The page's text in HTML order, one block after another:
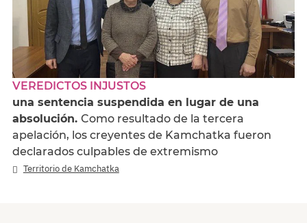
VEREDICTOS INJUSTOS
una sentencia suspendida en lugar de una
absolución. Como resultado de la tercera
apelación, los creyentes de Kamchatka fueron
declarados culpables de extremismo
Territorio de Kamchatka